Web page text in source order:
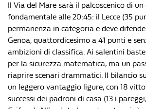
Il Via del Mare sarà il palcoscenico di un
fondamentale alle 20:45: il Lecce (35
permanenza in categoria e deve
Genoa, quattordicesimo a 41 punti e
ambizioni di classifica. Ai salentini
per la sicurezza matematica, ma un
riaprire scenari drammatici. Il bilancio
un leggero vantaggio ligure, con 18
successi dei padroni di casa (13 i